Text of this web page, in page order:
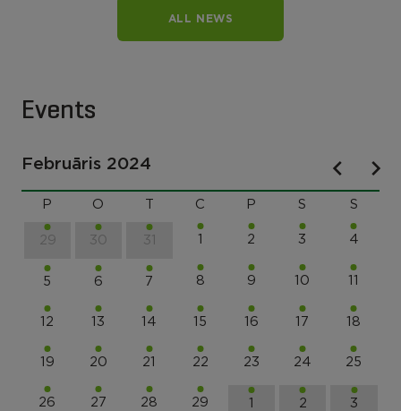
ALL NEWS
Events
Februāris 2024
P O C P S S
29 30 31 1 2 3 4
5 6 7 8 9 10 11
12 13 14 15 16 17 18
19 20 21 22 23 24 25
26 27 28 29 1 2 3